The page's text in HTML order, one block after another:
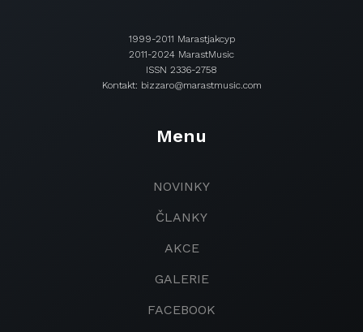
1999-2011 Marastjakcyp
2011-2024 MarastMusic
ISSN 2336-2758
Kontakt: bizzaro@marastmusic.com
Menu
NOVINKY
ČLANKY
AKCE
GALERIE
FACEBOOK